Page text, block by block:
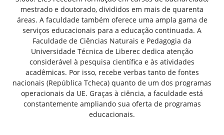
mestrado e doutorado, divididos em mais de quarenta
áreas. A faculdade também oferece uma ampla gama de
serviços educacionais para a educação continuada. A
Faculdade de Ciências Naturais e Pedagogia da
Universidade Técnica de Liberec dedica atenção
considerável à pesquisa científica e às atividades
acadêmicas. Por isso, recebe verbas tanto de fontes
nacionais (República Tcheca) quanto de um dos programas
operacionais da UE. Graças à ciência, a faculdade está
constantemente ampliando sua oferta de programas
educacionais.